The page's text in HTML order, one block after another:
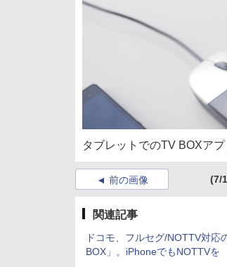
タブレットでのTV BOXア
前の画像 (7/
関連記事
ドコモ、フルセグ/NOTTV対応
BOX」。iPhoneでもNOTTVを